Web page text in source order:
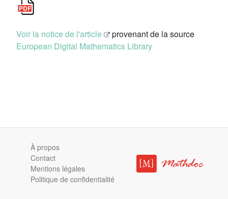
Voir la notice de l'article
provenant de la source
European Digital Mathematics Library
À propos
Contact
Mentions légales
Politique de confidentialité